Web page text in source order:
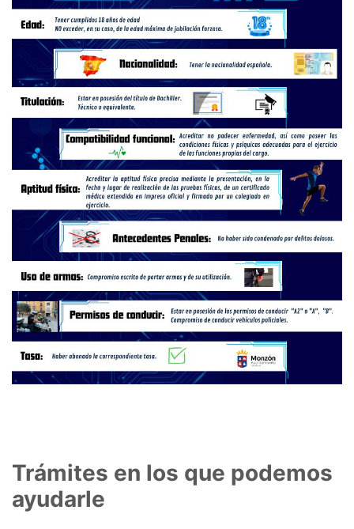
Trámites en los que podemos
ayudarle